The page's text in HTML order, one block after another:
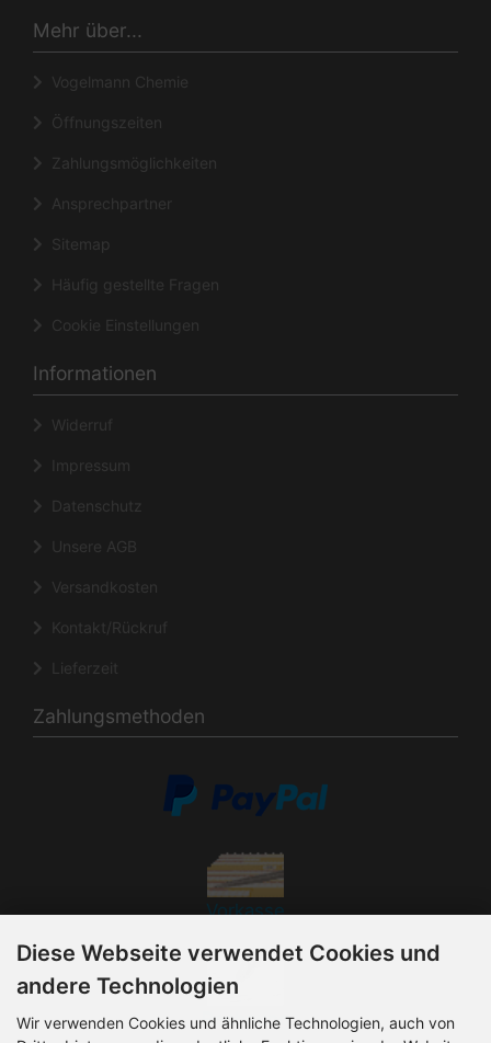
Mehr über...
Vogelmann Chemie
Öffnungszeiten
Zahlungsmöglichkeiten
Ansprechpartner
Sitemap
Häufig gestellte Fragen
Cookie Einstellungen
Informationen
Widerruf
Impressum
Datenschutz
Unsere AGB
Versandkosten
Kontakt/Rückruf
Lieferzeit
Zahlungsmethoden
Vorkasse
Rechnung
Diese Webseite verwendet Cookies und
andere Technologien
Wir verwenden Cookies und ähnliche Technologien, auch von